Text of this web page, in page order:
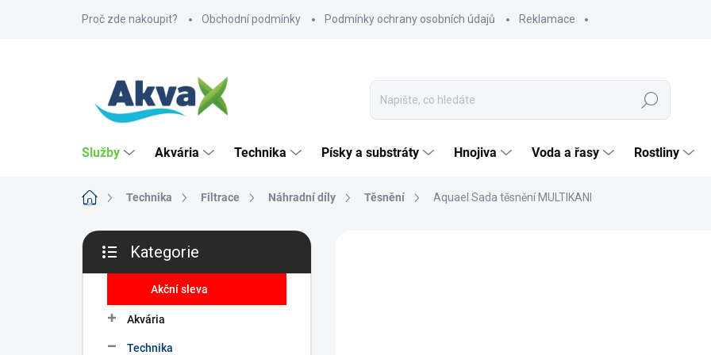
Proč zde nakoupit? Obchodní podmínky Podmínky ochrany osobních údajů Reklamace
Hledat
Služby Akvária Technika Písky a substráty Hnojiva Voda a řasy Rostliny
Domů Technika Filtrace Náhradní díly Těsnění Aquael Sada těsnění MULTIKANI
P
s
kategorie
Kategorie
Akční sleva
Akvária
Technika